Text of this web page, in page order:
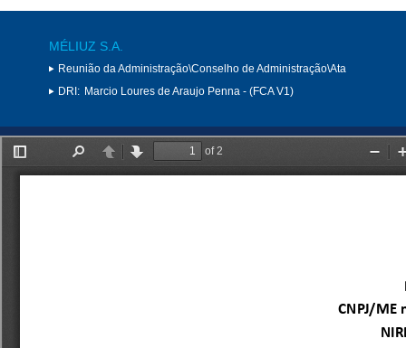
MÉLIUZ S.A.
Reunião da Administração\Conselho de Administração\Ata
DRI: Marcio Loures de Araujo Penna - (FCA V1)